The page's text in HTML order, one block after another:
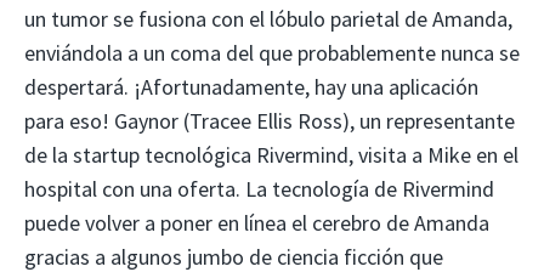
un tumor se fusiona con el lóbulo parietal de Amanda,
enviándola a un coma del que probablemente nunca se
despertará. ¡Afortunadamente, hay una aplicación
para eso! Gaynor (Tracee Ellis Ross), un representante
de la startup tecnológica Rivermind, visita a Mike en el
hospital con una oferta. La tecnología de Rivermind
puede volver a poner en línea el cerebro de Amanda
gracias a algunos jumbo de ciencia ficción que